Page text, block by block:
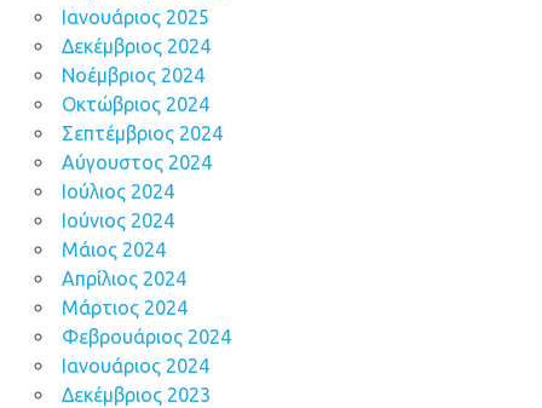
Ιανουάριος 2025
Δεκέμβριος 2024
Νοέμβριος 2024
Οκτώβριος 2024
Σεπτέμβριος 2024
Αύγουστος 2024
Ιούλιος 2024
Ιούνιος 2024
Μάιος 2024
Απρίλιος 2024
Μάρτιος 2024
Φεβρουάριος 2024
Ιανουάριος 2024
Δεκέμβριος 2023